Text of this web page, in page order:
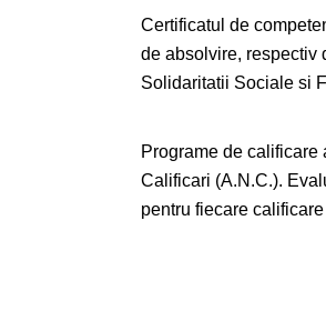
Certificatul de
de absolvire, respectiv
Solidaritatii Sociale si
Programe de calificare
Calificari (A.N.C.).
pentru fiecare